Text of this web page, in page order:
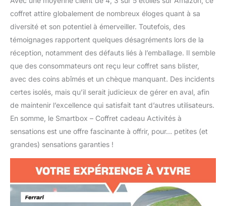
coffret attire globalement de nombreux éloges quant à sa
diversité et son potentiel à émerveiller. Toutefois, des
témoignages rapportent quelques désagréments lors de la
réception, notamment des défauts liés à l’emballage. Il semble
que des consommateurs ont reçu leur coffret sans blister,
avec des coins abîmés et un chèque manquant. Des incidents
certes isolés, mais qu’il serait judicieux de gérer en aval, afin
de maintenir l’excellence qui satisfait tant d’autres utilisateurs.
En somme, le Smartbox – Coffret cadeau Activités à
sensations est une offre fascinante à offrir, pour… petites (et
grandes) sensations garanties !